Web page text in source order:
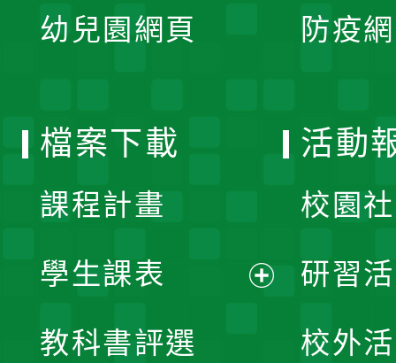
幼兒園網頁 防疫
檔案下載
課程計畫
學生課表
教科書評選
活動
校園
研習
校外